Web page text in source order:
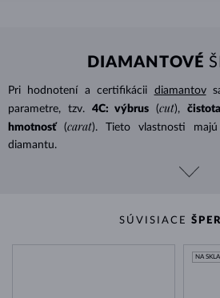
DIAMANTOVÉ
Pri hodnotení a certifikácii diamantov
parametre, tzv.
4C: výbrus (cut), čistota
hmotnosť
(carat). Tieto vlastnosti
diamantu.
SÚVISIACE
NA